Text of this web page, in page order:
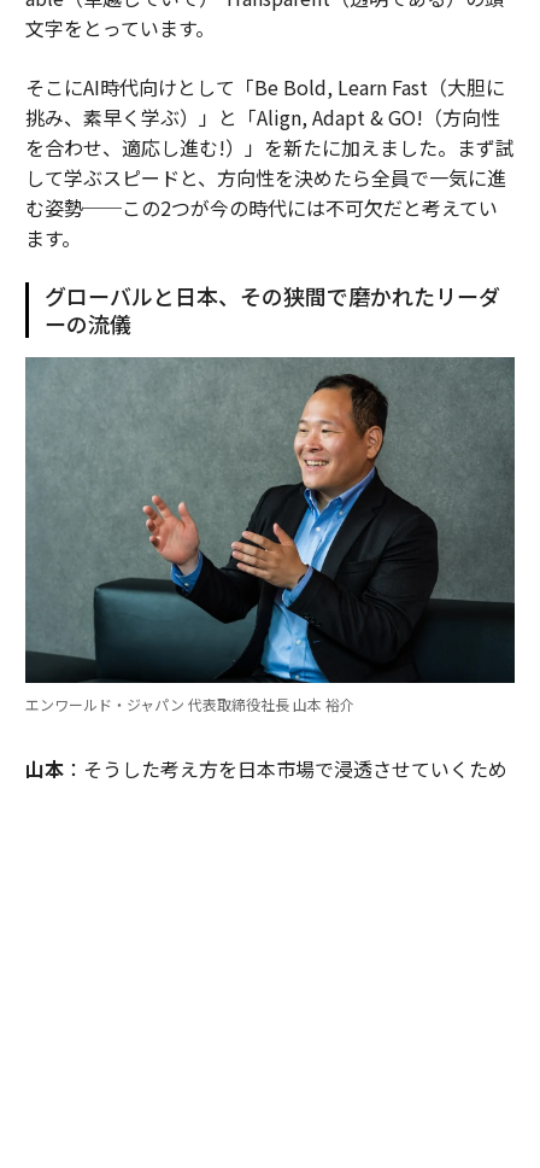
文字をとっています。
そこにAI時代向けとして「Be Bold, Learn Fast（大胆に
挑み、素早く学ぶ）」と「Align, Adapt & GO!（方向性
を合わせ、適応し進む!）」を新たに加えました。まず試
して学ぶスピードと、方向性を決めたら全員で一気に進
む姿勢──この2つが今の時代には不可欠だと考えてい
ます。
グローバルと日本、その狭間で磨かれたリーダ
ーの流儀
エンワールド・ジャパン 代表取締役社長 山本 裕介
山本：そうした考え方を日本市場で浸透させていくため